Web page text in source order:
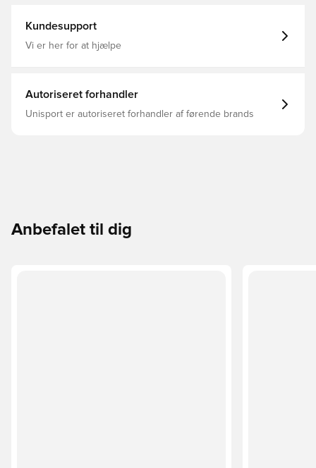
Kundesupport
Vi er her for at hjælpe
Autoriseret forhandler
Unisport er autoriseret forhandler af førende brands
Anbefalet til dig